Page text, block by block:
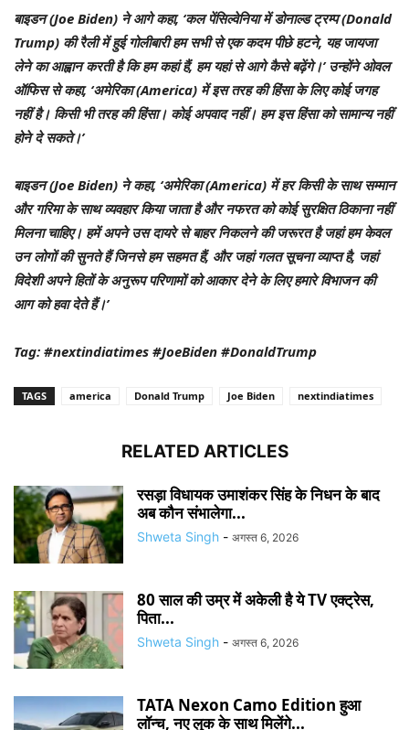
बाइडन (Joe Biden) ने आगे कहा, ‘कल पेंसिल्वेनिया में डोनाल्ड ट्रम्प (Donald
Trump) की रैली में हुई गोलीबारी हम सभी से एक कदम पीछे हटने, यह जायजा
लेने का आह्वान करती है कि हम कहां हैं, हम यहां से आगे कैसे बढ़ेंगे।’ उन्होंने ओवल
ऑफिस से कहा, ‘अमेरिका (America) में इस तरह की हिंसा के लिए कोई जगह
नहीं है। किसी भी तरह की हिंसा। कोई अपवाद नहीं। हम इस हिंसा को सामान्य नहीं
होने दे सकते।’
बाइडन (Joe Biden) ने कहा, ‘अमेरिका (America) में हर किसी के साथ सम्मान
और गरिमा के साथ व्यवहार किया जाता है और नफरत को कोई सुरक्षित ठिकाना नहीं
मिलना चाहिए। हमें अपने उस दायरे से बाहर निकलने की जरूरत है जहां हम केवल
उन लोगों की सुनते हैं जिनसे हम सहमत हैं, और जहां गलत सूचना व्याप्त है, जहां
विदेशी अपने हितों के अनुरूप परिणामों को आकार देने के लिए हमारे विभाजन की
आग को हवा देते हैं।’
Tag: #nextindiatimes #JoeBiden #DonaldTrump
TAGS america Donald Trump Joe Biden nextindiatimes
RELATED ARTICLES
रसड़ा विधायक उमाशंकर सिंह के निधन के बाद
अब कौन संभालेगा...
Shweta Singh - अगस्त 6, 2026
80 साल की उम्र में अकेली है ये TV एक्ट्रेस,
पिता...
Shweta Singh - अगस्त 6, 2026
TATA Nexon Camo Edition हुआ
लॉन्च, नए लुक के साथ मिलेंगे...